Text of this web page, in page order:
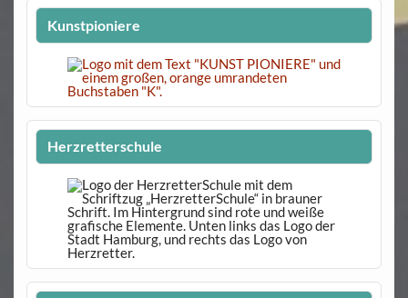
Kunstpioniere
Herzretterschule